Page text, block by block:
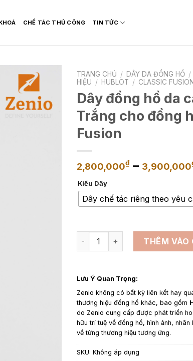
CHẾ TÁC THỦ CÔNG TIN TỨC
TRANG CHỦ / DÂY DA ĐỒNG HỒ /
HIỆU / HUBLOT / CLASSIC FUSION
Dây đồng hồ da
Trắng cho đồng
Fusion
2,800,000₫ – 3,900,000
Kiểu Dây
Dây chế tác riêng theo yêu
Dây đồng hồ da cá sấu màu
THÊM VÀO
Lưu Ý Quan Trọng:
Zenio không có bất kỳ liên kết hay
thương hiệu đồng hồ khác, bao gồm
do Zenio cung cấp được phát triển
hữu trí tuệ về đồng hồ, hình ảnh,
về từng thương hiệu tương ứng.
SKU: Không áp dụng